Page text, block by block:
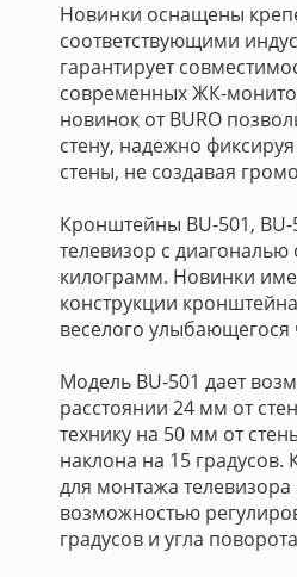
Новинки оснащены
соответствующими
гарантирует
современных ЖК-
новинок от BURO
стену, надежно
стены, не создавая
Кронштейны BU-501,
телевизор с
килограмм. Новинки
конструкции
веселого улыбающегося
Модель BU-501 дает
расстоянии 24 мм от
технику на 50 мм от
наклона на 15
для монтажа
возможностью
градусов и угла